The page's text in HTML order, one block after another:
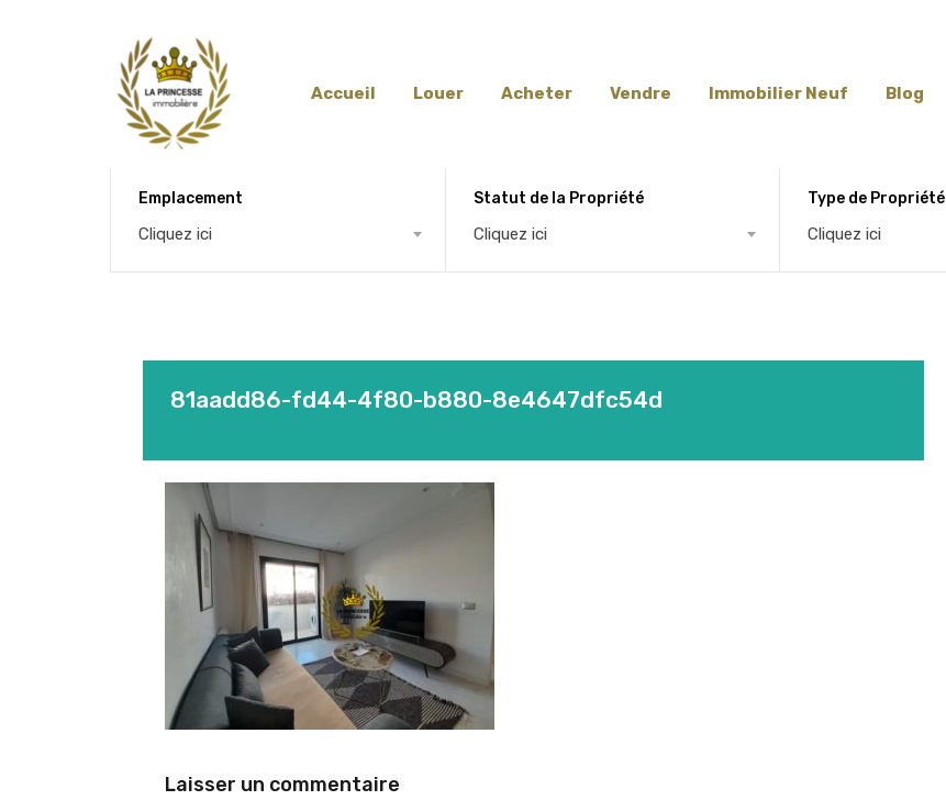
Accueil Louer Acheter Vendre Immobilier Neuf Blog
Emplacement
Cliquez ici
Statut de la Propriété
Cliquez ici
Type de Propriété
Cliquez ici
81aadd86-fd44-4f80-b880-8e4647dfc54d
Laisser un commentaire